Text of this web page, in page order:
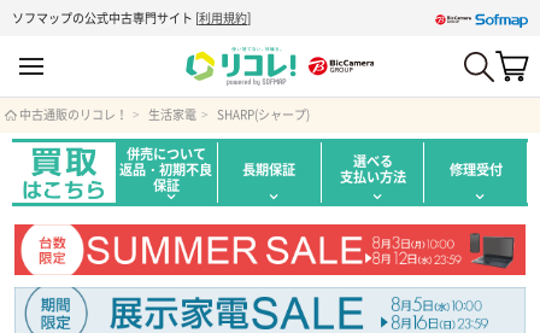
ソフマップの公式中古専門サイト [利用規約]
中古通販のリコレ！ 生活家電 SHARP(シャープ)
併売について
返品・初期不良
保証
長期保証 選べる
支払い方法 修理受付